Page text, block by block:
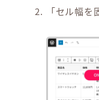
「セル幅